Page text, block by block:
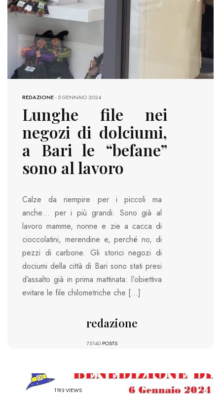
REDAZIONE-5 GENNAIO 2024
Lunghe file nei
negozi di dolciumi,
a Bari le “befane”
sono al lavoro
Calze da riempire per i piccoli ma
anche… per i più grandi. Sono già al
lavoro mamme, nonne e zie a cacca di
cioccolatini, merendine e, perché no, di
pezzi di carbone. Gli storici negozi di
dociumi della città di Bari sono stati presi
d’assalto già in prima mattinata: l’obiettiva
evitare le file chilometriche che […]
redazione
75140 POSTS
1193 VIEWS